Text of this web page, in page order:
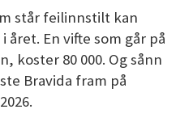
står feilinnstilt kan
året. En vifte som går på
koster 80 000. Og sånn
Bravida fram på